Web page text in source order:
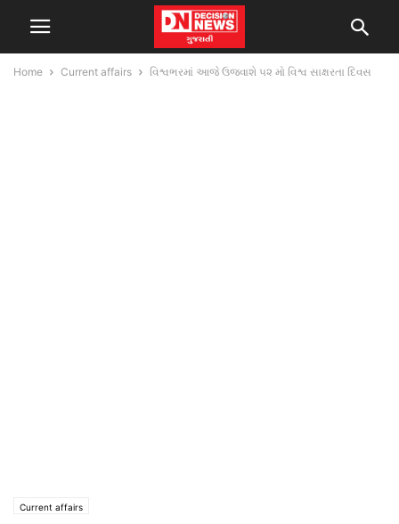
Home Current affairs વિશ્વભરમાં આજે ઉજવાશે ૫૨ મો વિશ્વ સાક્ષરતા દિવસ
Current affairs